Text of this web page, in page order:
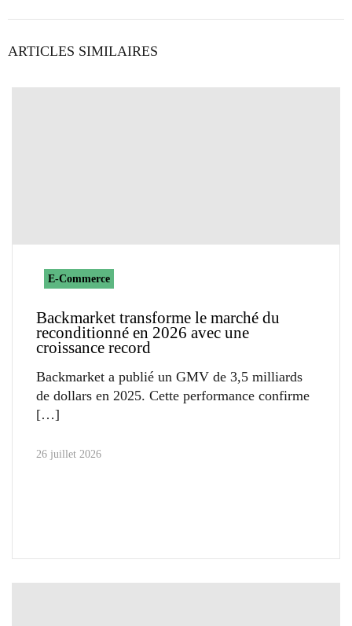
ARTICLES SIMILAIRES
E-Commerce
Backmarket transforme le marché du
reconditionné en 2026 avec une
croissance record
Backmarket a publié un GMV de 3,5 milliards
de dollars en 2025. Cette performance confirme
26 juillet 2026